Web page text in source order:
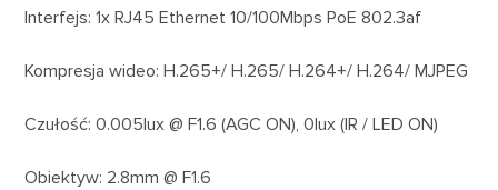
Interfejs: 1x RJ45 Ethernet 10/100Mbps PoE 802.3af
Kompresja wideo: H.265+/ H.265/ H.264+/ H.264/ MJPEG
Czułość: 0.005lux @ F1.6 (AGC ON), 0lux (IR / LED ON)
Obiektyw: 2.8mm @ F1.6